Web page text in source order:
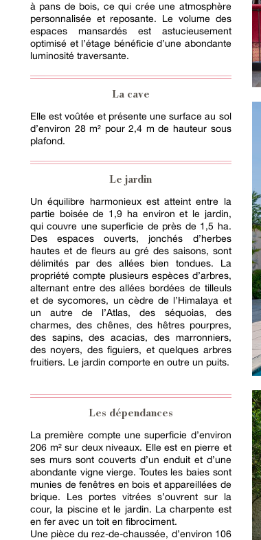
à pans de bois, ce qui crée une atmosphère
personnalisée et reposante. Le volume des
espaces mansardés est astucieusement
optimisé et l’étage bénéficie d’une abondante
luminosité traversante.
La cave
Elle est voûtée et présente une surface au sol
d’environ 28 m² pour 2,4 m de hauteur sous
plafond.
Le jardin
Un équilibre harmonieux est atteint entre la
partie boisée de 1,9 ha environ et le jardin,
qui couvre une superficie de près de 1,5 ha.
Des espaces ouverts, jonchés d’herbes
hautes et de fleurs au gré des saisons, sont
délimités par des allées bien tondues. La
propriété compte plusieurs espèces d’arbres,
alternant entre des allées bordées de tilleuls
et de sycomores, un cèdre de l’Himalaya et
un autre de l’Atlas, des séquoias, des
charmes, des chênes, des hêtres pourpres,
des sapins, des acacias, des marronniers,
des noyers, des figuiers, et quelques arbres
fruitiers. Le jardin comporte en outre un puits.
Les dépendances
La première compte une superficie d’environ
206 m² sur deux niveaux. Elle est en pierre et
ses murs sont couverts d’un enduit et d’une
abondante vigne vierge. Toutes les baies sont
munies de fenêtres en bois et appareillées de
brique. Les portes vitrées s’ouvrent sur la
cour, la piscine et le jardin. La charpente est
en fer avec un toit en fibrociment.
Une pièce du rez-de-chaussée, d’environ 106